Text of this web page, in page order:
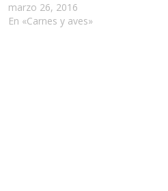
marzo 26, 2016
En «Carnes y aves»